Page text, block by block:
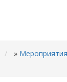
» Мероприятия